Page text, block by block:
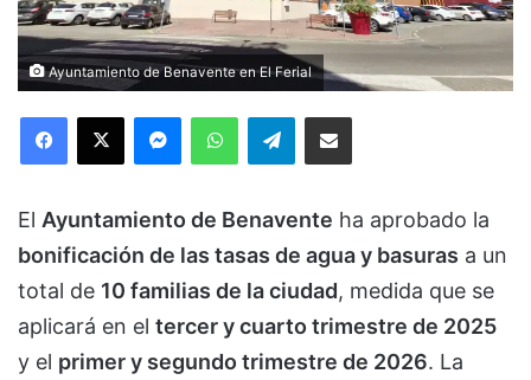
Ayuntamiento de Benavente en El Ferial
Facebook
X MessengerWhatsAppTelegramCompartir via Email
El Ayuntamiento de Benavente ha aprobado la
bonificación de las tasas de agua y basuras a un
total de 10 familias de la ciudad, medida que se
aplicará en el tercer y cuarto trimestre de 2025
y el primer y segundo trimestre de 2026. La